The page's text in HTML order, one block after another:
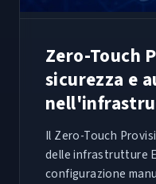
Zero-Touch
sicurezza e
Il Zero-Touch
delle infrastrutture
configurazione